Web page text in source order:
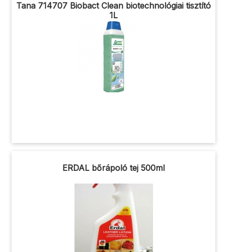
Tana 714707 Biobact Clean biotechnológiai tisztító
1L
ERDAL bőrápoló tej 500ml